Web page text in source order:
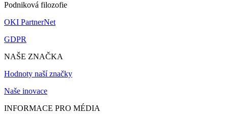
Podniková filozofie
OKI PartnerNet
GDPR
NAŠE ZNAČKA
Hodnoty naší značky
Naše inovace
INFORMACE PRO MÉDIA